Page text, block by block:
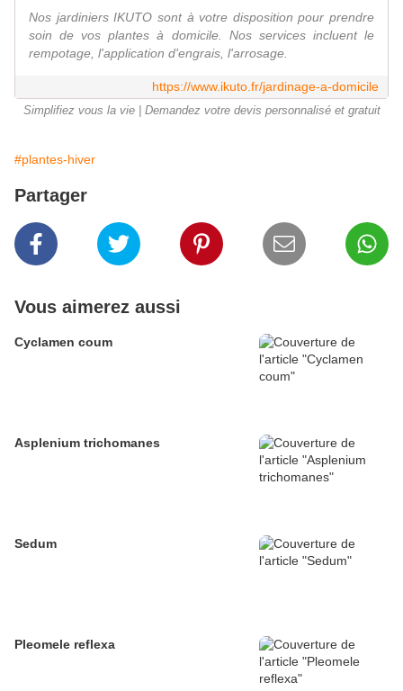
Nos jardiniers IKUTO sont à votre disposition pour prendre
soin de vos plantes à domicile. Nos services incluent le
rempotage, l'application d'engrais, l'arrosage.
https://www.ikuto.fr/jardinage-a-domicile
Simplifiez vous la vie | Demandez votre devis personnalisé et gratuit
#plantes-hiver
Partager
Vous aimerez aussi
Cyclamen coum
Asplenium trichomanes
Sedum
Pleomele reflexa